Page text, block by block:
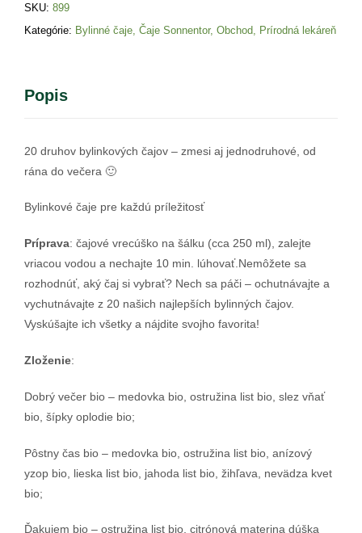
SKU: 899
Kategórie: Bylinné čaje Čaje Sonnentor, Obchod Prírodná lekáreň
Popis
20 druhov bylinkových čajov – zmesi aj jednodruhové, od
rána do večera 🙂
Bylinkové čaje pre každú príležitosť
Príprava: čajové vrecúško na šálku (cca 250 ml), zalejte
vriacou vodou a nechajte 10 min. lúhovať.Nemôžete sa
rozhodnúť, aký čaj si vybrať? Nech sa páči – ochutnávajte a
vychutnávajte z 20 našich najlepších bylinných čajov.
Vyskúšajte ich všetky a nájdite svojho favorita!
Zloženie:
Dobrý večer bio – medovka bio, ostružina list bio, slez vňať
bio, šípky oplodie bio;
Pôstny čas bio – medovka bio, ostružina list bio, anízový
yzop bio, lieska list bio, jahoda list bio, žihľava, nevädza kvet
bio;
Ďakujem bio – ostružina list bio, citrónová materina dúška